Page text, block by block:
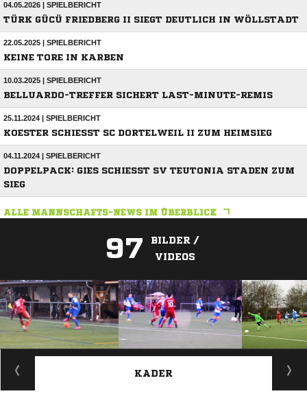
04.05.2026 | SPIELBERICHT
TÜRK GÜCÜ FRIEDBERG II SIEGT DEUTLICH IN WÖLLSTADT
22.05.2025 | SPIELBERICHT
KEINE TORE IN KARBEN
10.03.2025 | SPIELBERICHT
BELLUARDO-TREFFER SICHERT LAST-MINUTE-REMIS
25.11.2024 | SPIELBERICHT
KOESTER SCHIESST SC DORTELWEIL II ZUM HEIMSIEG
04.11.2024 | SPIELBERICHT
DOPPELPACK: GIES SCHIESST SV TEUTONIA STADEN ZUM S
IEG
ALLE MANNSCHAFTS-NEWS IM ÜBERBLICK
97
BILDER /
VIDEOS
ANZEIGE
KADER